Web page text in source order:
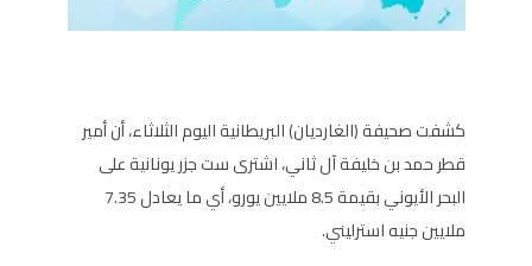
كشفت صحيفة (الغارديان) البريطانية اليوم الثلاثاء، أن أمير
قطر حمد بن خليفة آل ثاني، اشترى ست جزر يونانية على
البحر الأيوني بقيمة 8.5 ملايين يورو، أي ما يعادل 7.35
ملايين جنيه استرليني.